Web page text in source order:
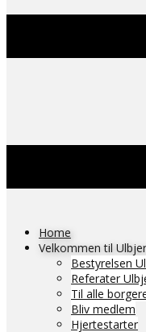
Home
Velkommen til
Bestyrelsen
Referater
Til alle
Bliv medlem
Hjertestarter